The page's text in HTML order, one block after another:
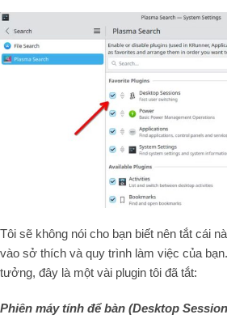
Tôi sẽ không nói cho bạn biết nên tắt cái
vào sở thích và quy trình làm việc của
tưởng, đây là một vài plugin tôi đã tắt:
Phiên máy tính để bàn (Desktop